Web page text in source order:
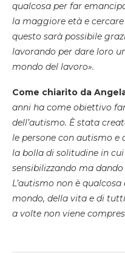
qualcosa per far
la maggiore età e
questo sarà possibile
lavorando per dare loro
mondo del lavoro».
Come chiarito da
anni ha come obiettivo
dell’autismo. È stata
le persone con autismo
la bolla di solitudine in
sensibilizzando ma
L’autismo non è
mondo, della vita e di
a volte non viene